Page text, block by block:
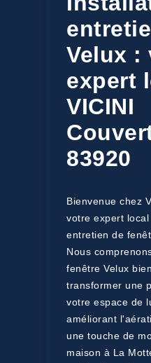
Velux :
expert
VICINI
83920
Bienvenue chez
votre expert
entretien de
Nous
fenêtre Velux
transformer une
votre espace de
améliorant
une touche de
maison à La